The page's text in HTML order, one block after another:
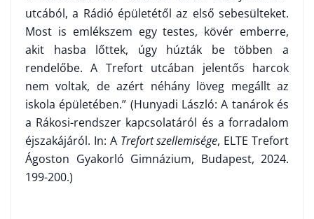
utcából, a Rádió épületétől az első sebesülteket.
Most is emlékszem egy testes, kövér emberre,
akit hasba lőttek, úgy húzták be többen a
rendelőbe. A Trefort utcában jelen­tős harcok
nem voltak, de azért néhány löveg megállt az
iskola épületében.” (Hunyadi László: A tanárok és
a Rákosi-rendszer kapcsolatáról és a forradalom
éjszakájáról. In: ATrefort szellemisége, ELTE Trefort
Ágoston Gyakorló Gimnázium, Budapest, 2024.
199-200.)